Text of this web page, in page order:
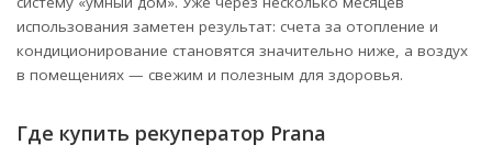
использования заметен результат: счета за отопление и
кондиционирование становятся значительно ниже, а воздух
в помещениях — свежим и полезным для здоровья.
Где купить рекуператор Prana